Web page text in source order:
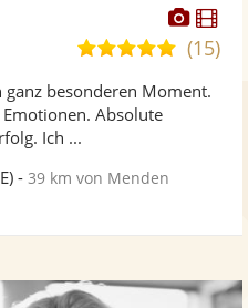
Fotos
5,0
5
(15)
besonderen Moment.
Absolute
Ich ...
-39 km von Menden